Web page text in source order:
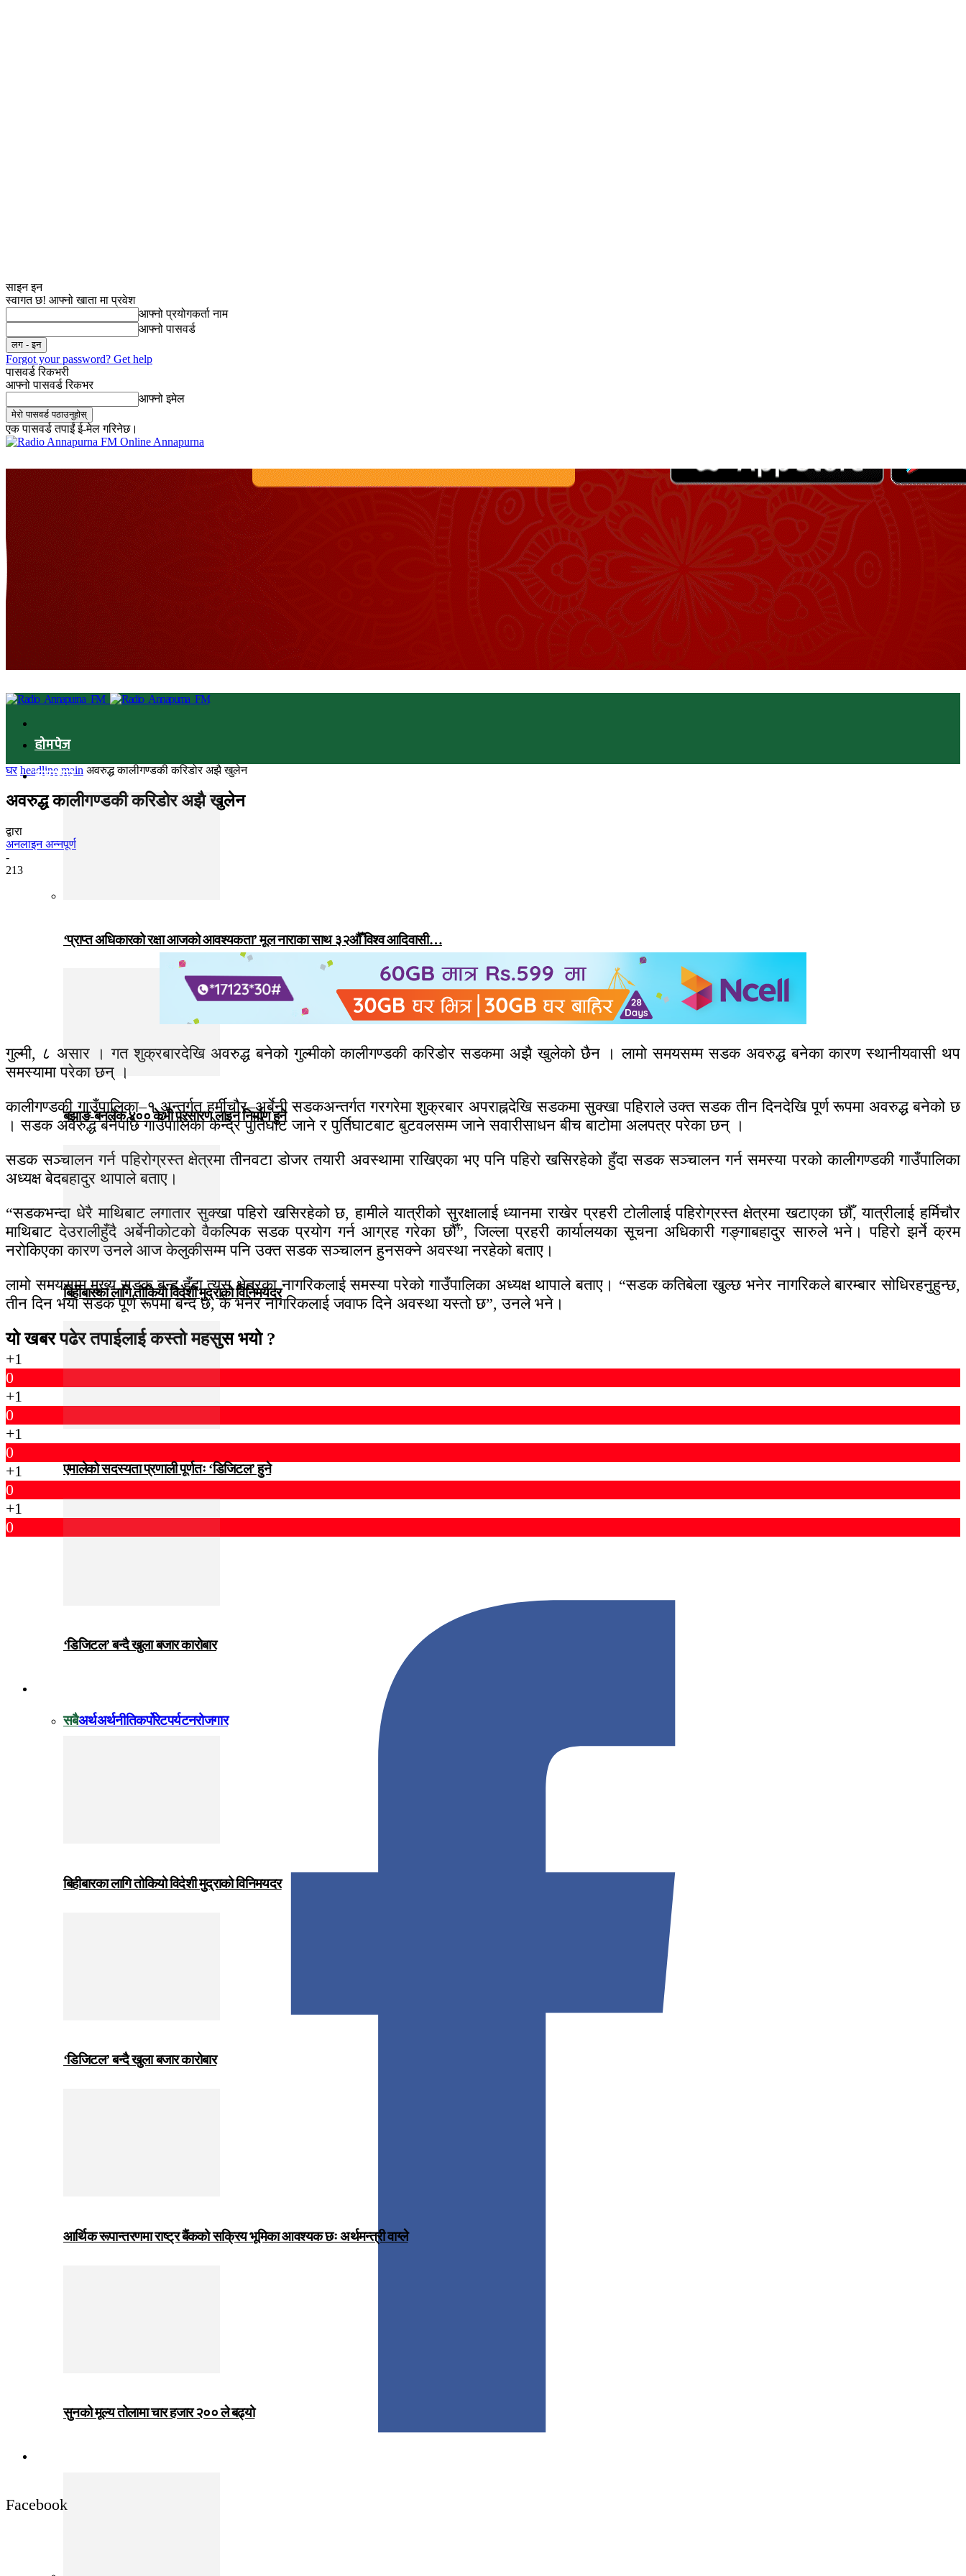
साइन इन
स्वागत छ! आफ्नो खाता मा प्रवेश
आफ्नो प्रयोगकर्ता नाम
आफ्नो पासवर्ड
Forgot your password? Get help
पासवर्ड रिकभरी
आफ्नो पासवर्ड रिकभर
आफ्नो इमेल
एक पासवर्ड तपाईं ई-मेल गरिनेछ।
Online Annapurna
होमपेज
समाचार
‘प्राप्त अधिकारको रक्षा आजको आवश्यकता’ मूल नाराका साथ ३२औँ विश्व आदिवासी…
बझाङ-बनलेक ४०० केभी प्रसारण लाइन निर्माण हुने
बिहीबारका लागि तोकियो विदेशी मुद्राको विनिमयदर
एमालेको सदस्यता प्रणाली पूर्णतः ‘डिजिटल’ हुने
‘डिजिटल’ बन्दै खुला बजार कारोबार
सबैअर्थअर्थनीतिकर्पोरेटपर्यटनरोजगार
बिहीबारका लागि तोकियो विदेशी मुद्राको विनिमयदर
‘डिजिटल’ बन्दै खुला बजार कारोबार
आर्थिक रूपान्तरणमा राष्ट्र बैंकको सक्रिय भूमिका आवश्यक छः अर्थमन्त्री वाग्ले
सुनको मूल्य तोलामा चार हजार २०० ले बढ्यो
घर headline main अवरुद्ध कालीगण्डकी करिडोर अझै खुलेन
अवरुद्ध कालीगण्डकी करिडोर अझै खुलेन
द्वारा
अनलाइन अन्नपूर्ण
-
213
गुल्मी, ८ असार । गत शुक्रबारदेखि अवरुद्ध बनेको गुल्मीको कालीगण्डकी करिडोर सडकमा अझै खुलेको छैन । लामो समयसम्म सडक अवरुद्ध बनेका कारण स्थानीयवासी थप
समस्यामा परेका छन् ।
कालीगण्डकी गाउँपालिका–१ अन्तर्गत हर्मीचौर–अर्बेनी सडकअन्तर्गत गरगरेमा शुक्रबार अपराह्नदेखि सडकमा सुक्खा पहिराले उक्त सडक तीन दिनदेखि पूर्ण रूपमा अवरुद्ध बनेको छ
। सडक अवरुद्ध बनेपछि गाउँपालिका केन्द्र पुर्तिघाट जाने र पुर्तिघाटबाट बुटवलसम्म जाने सवारीसाधन बीच बाटोमा अलपत्र परेका छन् ।
सडक सञ्चालन गर्न पहिरोग्रस्त क्षेत्रमा तीनवटा डोजर तयारी अवस्थामा राखिएका भए पनि पहिरो खसिरहेको हुँदा सडक सञ्चालन गर्न समस्या परको कालीगण्डकी गाउँपालिका
अध्यक्ष बेदबहादुर थापाले बताए।
“सडकभन्दा धेरै माथिबाट लगातार सुक्खा पहिरो खसिरहेको छ, हामीले यात्रीको सुरक्षालाई ध्यानमा राखेर प्रहरी टोलीलाई पहिरोग्रस्त क्षेत्रमा खटाएका छौँ, यात्रीलाई हर्मिचौर
माथिबाट देउरालीहुँदै अर्बेनीकोटको वैकल्पिक सडक प्रयोग गर्न आग्रह गरेका छौँ”, जिल्ला प्रहरी कार्यालयका सूचना अधिकारी गङ्गाबहादुर सारुले भने। पहिरो झर्ने क्रम
नरोकिएका कारण उनले आज केलुकीसम्म पनि उक्त सडक सञ्चालन हुनसक्ने अवस्था नरहेको बताए।
लामो समयसम्म मुख्य सडक बन्द हुँदा त्यस क्षेत्रका नागरिकलाई समस्या परेको गाउँपालिका अध्यक्ष थापाले बताए। “सडक कतिबेला खुल्छ भनेर नागरिकले बारम्बार सोधिरहनुहुन्छ,
तीन दिन भयो सडक पूर्ण रूपमा बन्द छ, के भनेर नागरिकलाई जवाफ दिने अवस्था यस्तो छ”, उनले भने।
यो खबर पढेर तपाईलाई कस्तो महसुस भयो ?
+1
0
+1
0
+1
0
+1
0
+1
0
Facebook